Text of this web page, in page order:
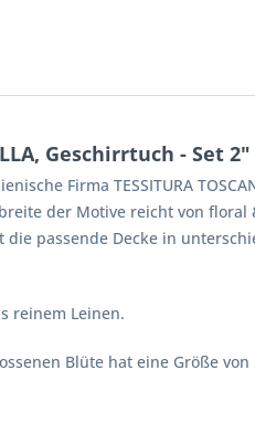
Geschirrtuch - Set 2"
Firma TESSITURA
der Motive reicht von
passende Decke in
reinem Leinen.
Blüte hat eine Größe